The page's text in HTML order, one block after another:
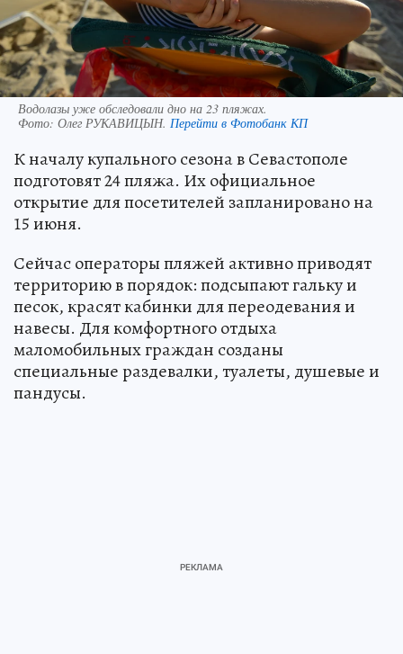
Водолазы уже обследовали дно на 23 пляжах.
Фото: Олег РУКАВИЦЫН. Перейти в Фотобанк КП
К началу купального сезона в Севастополе
подготовят 24 пляжа. Их официальное
открытие для посетителей запланировано на
15 июня.
Сейчас операторы пляжей активно приводят
территорию в порядок: подсыпают гальку и
песок, красят кабинки для переодевания и
навесы. Для комфортного отдыха
маломобильных граждан созданы
специальные раздевалки, туалеты, душевые и
пандусы.